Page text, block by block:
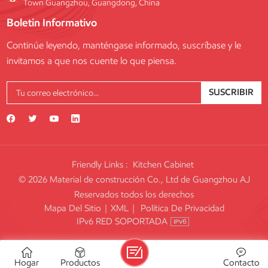
Town Guangzhou, Guangdong, China
Boletin Informativo
Continúe leyendo, manténgase informado, suscríbase y le
invitamos a que nos cuente lo que piensa.
SUSCRIBIR
Friendly Links : Kitchen Cabinet
© 2026 Material de construcción Co., Ltd de Guangzhou AJ
Reservados todos los derechos
Mapa Del Sitio | XML |
Política De Privacidad
IPv6 RED SOPORTADA
Hogar Productos Contacto